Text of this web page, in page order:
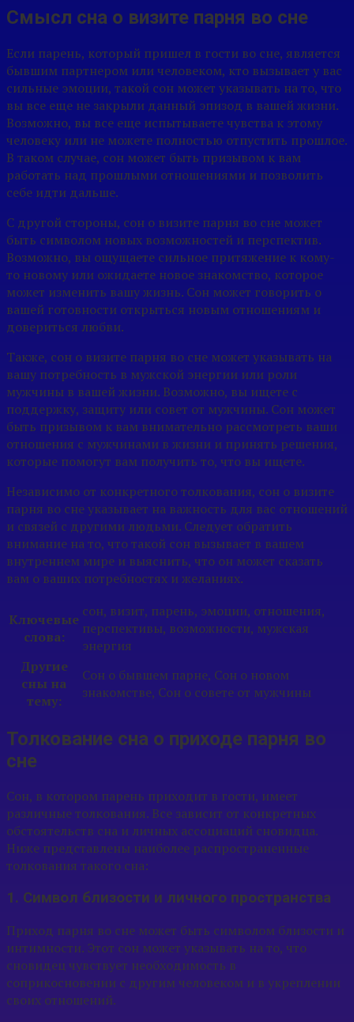
Смысл сна о визите парня во сне
Если парень, который пришел в гости во сне, является
бывшим партнером или человеком, кто вызывает у вас
сильные эмоции, такой сон может указывать на то, что
вы все еще не закрыли данный эпизод в вашей жизни.
Возможно, вы все еще испытываете чувства к этому
человеку или не можете полностью отпустить прошлое.
В таком случае, сон может быть призывом к вам
работать над прошлыми отношениями и позволить
себе идти дальше.
С другой стороны, сон о визите парня во сне может
быть символом новых возможностей и перспектив.
Возможно, вы ощущаете сильное притяжение к кому-
то новому или ожидаете новое знакомство, которое
может изменить вашу жизнь. Сон может говорить о
вашей готовности открыться новым отношениям и
довериться любви.
Также, сон о визите парня во сне может указывать на
вашу потребность в мужской энергии или роли
мужчины в вашей жизни. Возможно, вы ищете с
поддержку, защиту или совет от мужчины. Сон может
быть призывом к вам внимательно рассмотреть ваши
отношения с мужчинами в жизни и принять решения,
которые помогут вам получить то, что вы ищете.
Независимо от конкретного толкования, сон о визите
парня во сне указывает на важность для вас отношений
и связей с другими людьми. Следует обратить
внимание на то, что такой сон вызывает в вашем
внутреннем мире и выяснить, что он может сказать
вам о ваших потребностях и желаниях.
Ключевые
слова:
сон, визит, парень, эмоции, отношения,
перспективы, возможности, мужская
энергия
Другие
сны на
тему:
Сон о бывшем парне, Сон о новом
знакомстве, Сон о совете от мужчины
Толкование сна о приходе парня во
сне
Сон, в котором парень приходит в гости, имеет
различные толкования. Все зависит от конкретных
обстоятельств сна и личных ассоциаций сновидца.
Ниже представлены наиболее распространенные
толкования такого сна:
1. Символ близости и личного пространства
Приход парня во сне может быть символом близости и
интимности. Этот сон может указывать на то, что
сновидец чувствует необходимость в
соприкосновении с другим человеком и в укреплении
своих отношений.